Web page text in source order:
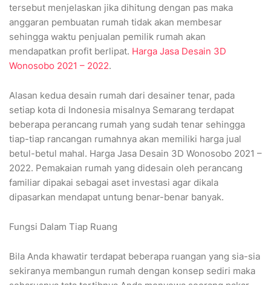
tersebut menjelaskan jika dihitung dengan pas maka
anggaran pembuatan rumah tidak akan membesar
sehingga waktu penjualan pemilik rumah akan
mendapatkan profit berlipat. Harga Jasa Desain 3D
Wonosobo 2021 – 2022.
Alasan kedua desain rumah dari desainer tenar, pada
setiap kota di Indonesia misalnya Semarang terdapat
beberapa perancang rumah yang sudah tenar sehingga
tiap-tiap rancangan rumahnya akan memiliki harga jual
betul-betul mahal. Harga Jasa Desain 3D Wonosobo 2021 –
2022. Pemakaian rumah yang didesain oleh perancang
familiar dipakai sebagai aset investasi agar dikala
dipasarkan mendapat untung benar-benar banyak.
Fungsi Dalam Tiap Ruang
Bila Anda khawatir terdapat beberapa ruangan yang sia-sia
sekiranya membangun rumah dengan konsep sediri maka